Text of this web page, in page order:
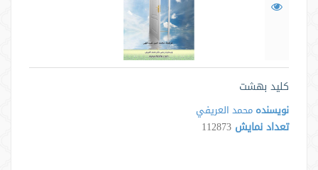
کلید بهشت
نویسنده محمد العريفي
تعداد نمایش 112873